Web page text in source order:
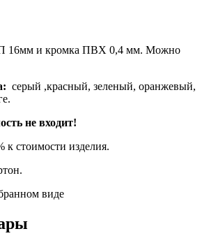
16мм и кромка ПВХ 0,4 мм. Можно
серый ,красный, зеленый, оранжевый,
не входит!
к стоимости изделия.
виде